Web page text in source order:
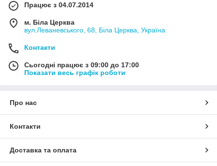
Працює з 04.07.2014
м. Біла Церква
вул.Леваневського, 68, Біла Церква, Україна
Контакти
Сьогодні працює з 09:00 до 17:00
Показати весь графік роботи
Про нас
Контакти
Доставка та оплата